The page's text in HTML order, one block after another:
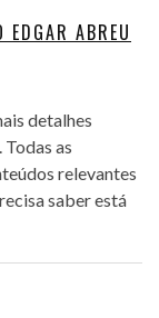
EDGAR ABREU
detalhes
as
relevantes
saber está